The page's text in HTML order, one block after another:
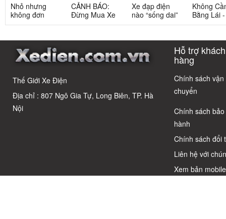
Nhỏ nhưng
không đơn
giản: Sự thật
học sinh cấp 2
CẢNH BÁO:
Đừng Mua Xe
Điện Chỉ Vì
Cáo! 5 Bẫy
Quyết Chọn Xe
Chuẩn Chỉnh
Xe đạp điện
nào “sống dai”
nhất sau 5
có câu trả lời
Không
Bằng Lái
3 Xe Đạp
Cho Học
Thế Giới Xe Điện
Địa chỉ : 807 Ngô Gia Tự, Long Biên, TP. Hà
Nội
Hỗ trợ khách
hàng
Chính sách vận
chuyển
Chính sách bảo
hành
Chính sách đổi
Liên hệ với
Xem bản